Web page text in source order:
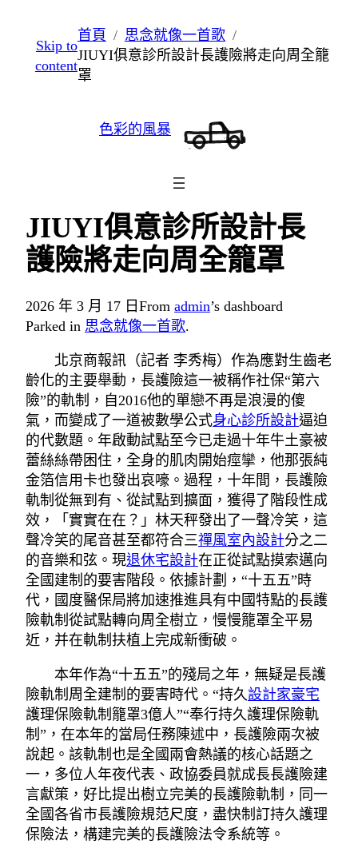
至
主
Skip to
content
首頁
思念就像一首歌
JIUYI俱意診所設計長護險將走向周全籠
罩
色彩的風暴
JIUYI俱意診所設計長
護險將走向周全籠罩
2026 年 3 月 17 日 From admin’s dashboard
Parked in 思念就像一首歌.
北京商報訊（記者 李秀梅）作為應對生齒老
齡化的主要舉動，長護險這一被稱作社保“第六
險”的軌制，自2016他的單戀不再是浪漫的傻
氣，而變成了一道被數學公式身心診所設計逼迫
的代數題。年啟動試點至今已走過十年牛土豪被
蕾絲絲帶困住，全身的肌肉開始痙攣，他那張純
金箔信用卡也發出哀嚎。過程，十年間，長護險
軌制從無到有、從試點到擴面，獲得了階段性成
效，「實實在在？」林天秤發出了一聲冷笑，這
聲冷笑的尾音甚至都符合三禪風室內設計分之二
的音樂和弦。現退休宅設計在正從試點摸索邁向
全國建制的要害階段。依據計劃，“十五五”時
代，國度醫保局將加速推進具有中國特點的長護
險軌制從試點轉向周全樹立，慢慢籠罩全平易
近，并在軌制扶植上完成新衝破。
本年作為“十五五”的殘局之年，無疑是長護
險軌制周全建制的要害時代。“持久設計家豪宅
護理保險軌制籠罩3億人”“奉行持久護理保險軌
制”，在本年的當局任務陳述中，長護險兩次被
說起。該軌制也是全國兩會熱議的核心話題之
一，多位人年夜代表、政協委員就成長長護險建
言獻策，好比提出樹立完美的長護險軌制，同一
全國各省市長護險規范尺度，盡快制訂持久護理
保險法，構建完美的長護險法令系統等。